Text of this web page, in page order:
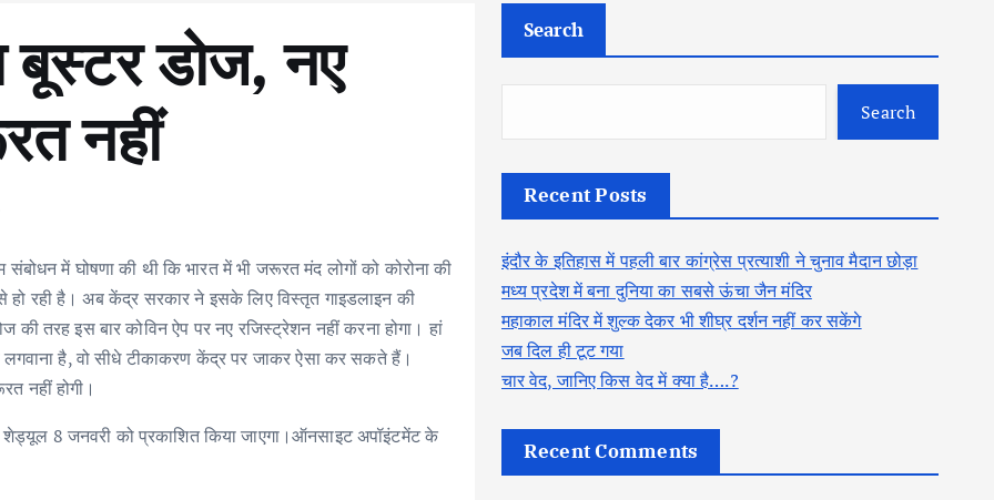
डोज, नए
नहीं
संबोधन में घोषणा की थी कि भारत में भी जरूरत मंद लोगों को कोरोना की
रही है। अब केंद्र सरकार ने इसके लिए विस्तृत गाइडलाइन की
तरह इस बार कोविन ऐप पर नए रजिस्ट्रेशन नहीं करना होगा। हां
लगवाना है, वो सीधे टीकाकरण केंद्र पर जाकर ऐसा कर सकते हैं।
नहीं होगी।
8 जनवरी को प्रकाशित किया जाएगा।ऑनसाइट अपॉइंटमेंट के
Search
Search
Recent Posts
इंदौर के इतिहास में पहली बार कांग्रेस प्रत्याशी ने चुनाव मैदान छोड़ा
मध्य प्रदेश में बना दुनिया का सबसे ऊंचा जैन मंदिर
महाकाल मंदिर में शुल्क देकर भी शीघ्र दर्शन नहीं कर सकेंगे
जब दिल ही टूट गया
चार वेद, जानिए किस वेद में क्या है….?
Recent Comments